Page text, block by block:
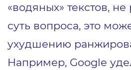
«водяных» текстов,
суть вопроса, это
ухудшению
Например, Google